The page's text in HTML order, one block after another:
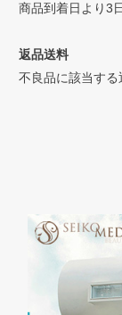
商品到着日より3
返品送料
不良品に該当する